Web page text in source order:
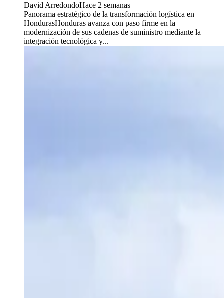
David ArredondoHace 2 semanas
Panorama estratégico de la transformación logística en
HondurasHonduras avanza con paso firme en la
modernización de sus cadenas de suministro mediante la
integración tecnológica y...